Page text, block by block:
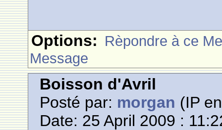
Options: Rèpondre à ce
Message
Boisson d'Avril
Posté par: morgan (IP
Date: 25 April 2009 :